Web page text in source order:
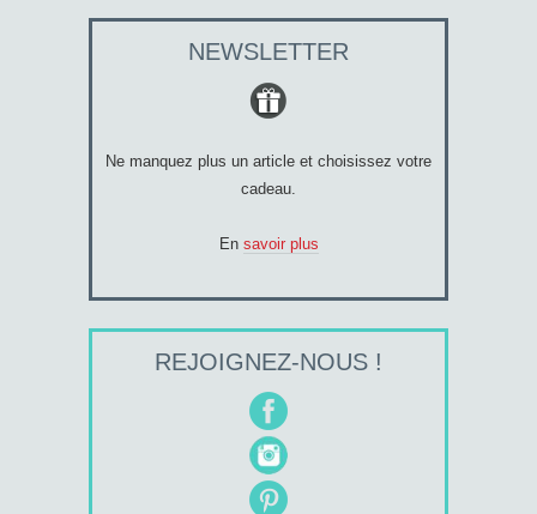
NEWSLETTER
Ne manquez plus un article et choisissez votre
cadeau.
En savoir plus
REJOIGNEZ-NOUS !